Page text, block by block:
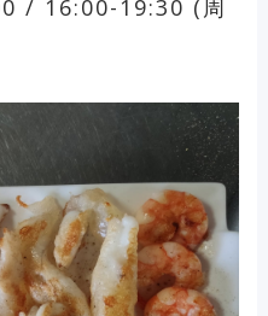
/ 16:00-19:30 (周